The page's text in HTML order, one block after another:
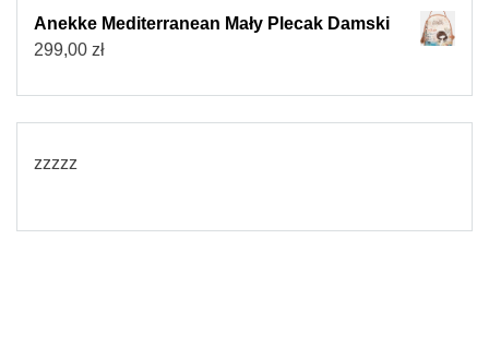
Anekke Mediterranean Mały Plecak Damski
299,00 zł
zzzzz